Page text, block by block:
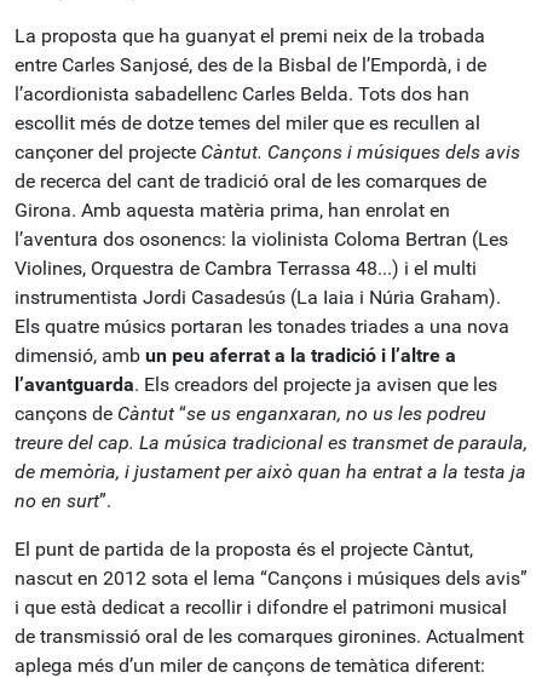
La proposta que ha guanyat el premi neix de la trobada
entre Carles Sanjosé, des de la Bisbal de l’Empordà, i de
l’acordionista sabadellenc Carles Belda. Tots dos han
escollit més de dotze temes del miler que es recullen al
cançoner del projecte Càntut. Cançons i músiques dels avis
de recerca del cant de tradició oral de les comarques de
Girona. Amb aquesta matèria prima, han enrolat en
l’aventura dos osonencs: la violinista Coloma Bertran (Les
Violines, Orquestra de Cambra Terrassa 48...) i el multi
instrumentista Jordi Casadesús (La Iaia i Núria Graham).
Els quatre músics portaran les tonades triades a una nova
dimensió, amb un peu aferrat a la tradició i l’altre a
l’avantguarda. Els creadors del projecte ja avisen que les
cançons de Càntut “se us enganxaran, no us les podreu
treure del cap. La música tradicional es transmet de paraula,
de memòria, i justament per això quan ha entrat a la testa ja
no en surt”.
El punt de partida de la proposta és el projecte Càntut,
nascut en 2012 sota el lema “Cançons i músiques dels avis”
i que està dedicat a recollir i difondre el patrimoni musical
de transmissió oral de les comarques gironines. Actualment
aplega més d’un miler de cançons de temàtica diferent: